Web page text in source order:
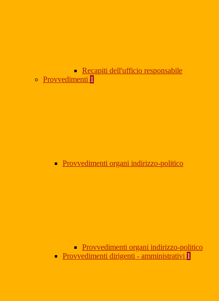
Recapiti dell'ufficio responsabile
Provvedimenti 1
Provvedimenti organi indirizzo-politico
Provvedimenti organi indirizzo-politico
Provvedimenti dirigenti - amministrativi 1